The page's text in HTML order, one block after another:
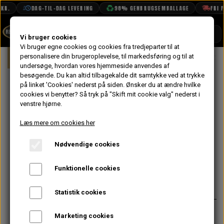
DAG-TIL-DAG LEVERING 98% GENBRUGSEMBALLAGE FRI
BOOK TID
PROJEKTER
TEKNISK DATA
VANDPOLERING
Forside Mini Karrosseri Bund
På lager
Inderpanel
MK1/2 - DOMI
NOS
600,00 kr.
Original NOS DOMI inderpanel med
Vi bruger cookies
Vi bruger egne cookies og cookies fra tredjeparter til at
personalisere din brugeroplevelse, til markedsføring og til at
undersøge, hvordan vores hjemmeside anvendes af
besøgende. Du kan altid tilbagekalde dit samtykke ved at trykke
på linket 'Cookies' nederst på siden. Ønsker du at ændre hvilke
cookies vi benytter? Så tryk på "Skift mit cookie valg" nederst i
venstre hjørne.
Læs mere om cookies her
Nødvendige cookies
Funktionelle cookies
Statistik cookies
Marketing cookies